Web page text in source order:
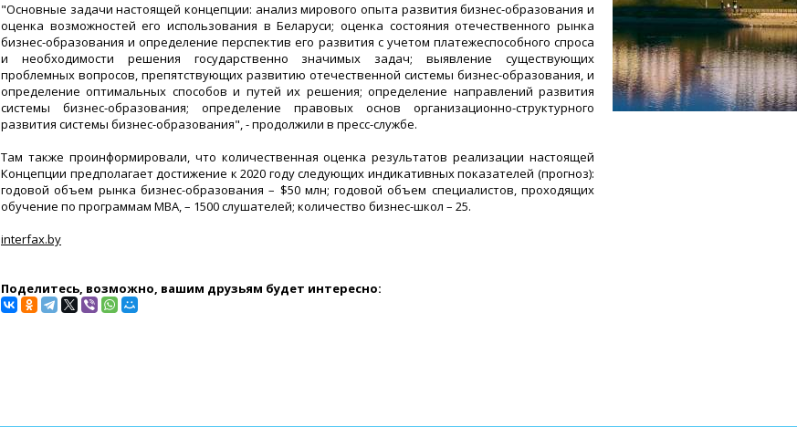
"Основные задачи настоящей концепции: анализ мирового опыта развития бизнес-образования и
оценка возможностей его использования в Беларуси; оценка состояния отечественного рынка
бизнес-образования и определение перспектив его развития с учетом платежеспособного спроса
и необходимости решения государственно значимых задач; выявление существующих
проблемных вопросов, препятствующих развитию отечественной системы бизнес-образования, и
определение оптимальных способов и путей их решения; определение направлений развития
системы бизнес-образования; определение правовых основ организационно-структурного
развития системы бизнес-образования", - продолжили в пресс-службе.
Там также проинформировали, что количественная оценка результатов реализации настоящей
Концепции предполагает достижение к 2020 году следующих индикативных показателей (прогноз):
годовой объем рынка бизнес-образования – $50 млн; годовой объем специалистов, проходящих
обучение по программам МВА, – 1500 слушателей; количество бизнес-школ – 25.
interfax.by
Поделитесь, возможно, вашим друзьям будет интересно: